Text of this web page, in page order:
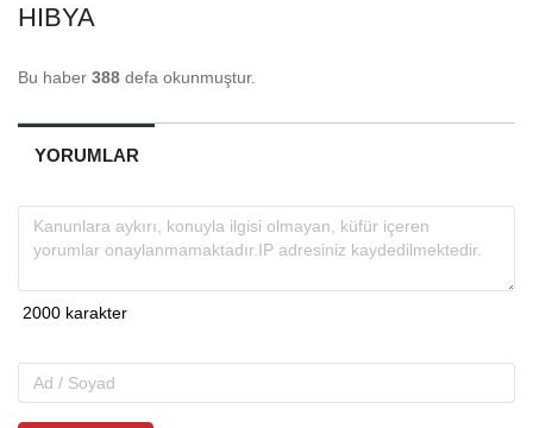
HIBYA
Bu haber 388 defa okunmuştur.
YORUMLAR